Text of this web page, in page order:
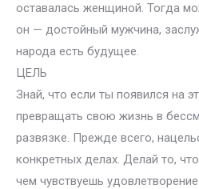
оставалась женщиной. Тогда
он — достойный мужчина,
народа есть будущее.
ЦЕЛЬ
Знай, что если ты появился на
превращать свою жизнь в
развязке. Прежде всего,
конкретных делах. Делай то,
чем чувствуешь